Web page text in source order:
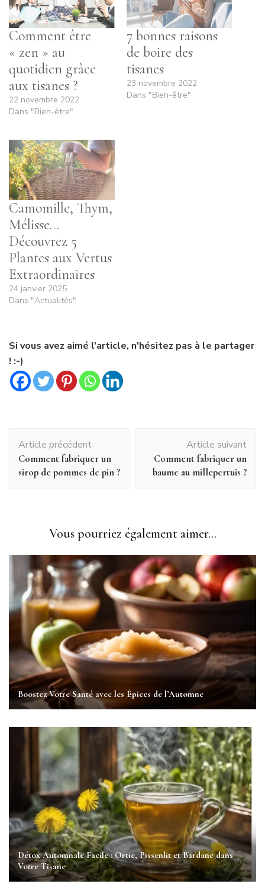
Comment être
« zen » au
quotidien grâce
aux tisanes ?
22 novembre 2022
Dans "Bien-être"
7 bonnes raisons
de boire des
tisanes
23 novembre 2022
Dans "Bien-être"
Camomille, Thym,
Mélisse…
Découvrez 5
Plantes aux Vertus
Extraordinaires
24 janvier 2025
Dans "Actualités"
Si vous avez aimé l'article, n'hésitez pas à le partager
! :-)
d'article
Article précédent
Comment fabriquer un
sirop de pommes de pin ?
Article suivant
Comment fabriquer un
baume au millepertuis ?
Vous pourriez également aimer...
Boostez Votre Santé avec les Épices de l’Automne
Détox Automnale Facile : Ortie, Pissenlit et Bardane dans
Votre Tisane